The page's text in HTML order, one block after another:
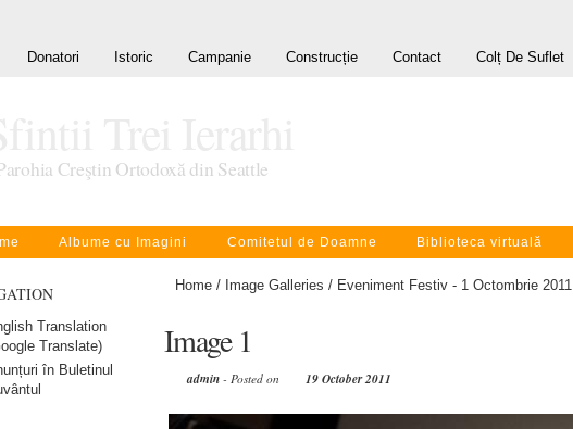
Donatori Istoric Campanie Construcție Contact Colț De Suflet
Creştin Ortodoxă din Seattle
Albume cu Imagini Comitetul de Doamne Biblioteca virtuală
Translation
Translate)
în Buletinul
Home / Image Galleries / Eveniment Festiv - 1 Octombrie 2011
Image 1
admin - Posted on 19 October 2011